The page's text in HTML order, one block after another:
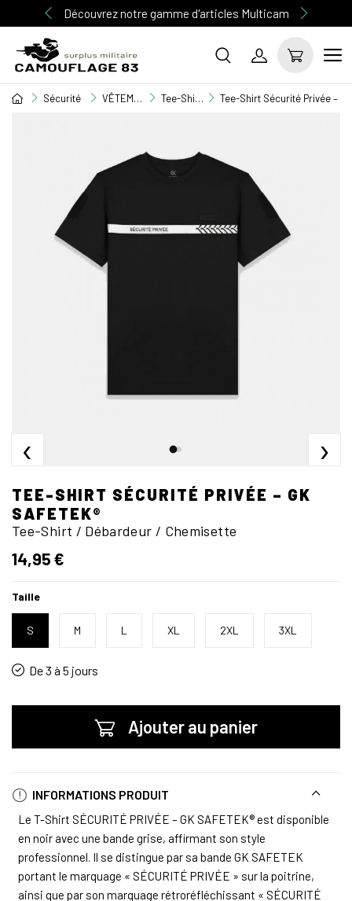
Découvrez notre gamme d'articles Multicam
Sécurité VÊTEMENT SECURITE Tee-Shirt / Débardeur / Chemisette Tee-Shirt Sécurité Privée –
‹ ›
TEE-SHIRT SÉCURITÉ PRIVÉE – GK
SAFETEK®
Tee-Shirt / Débardeur / Chemisette
14,95 €
Taille
S M L XL 2XL 3XL
De 3 à 5 jours
Ajouter au panier
INFORMATIONS PRODUIT
Le T-Shirt SÉCURITÉ PRIVÉE – GK SAFETEK® est disponible
en noir avec une bande grise, affirmant son style
professionnel. Il se distingue par sa bande GK SAFETEK
portant le marquage « SÉCURITÉ PRIVÉE » sur la poitrine,
ainsi que par son marquage rétroréfléchissant « SÉCURITÉ